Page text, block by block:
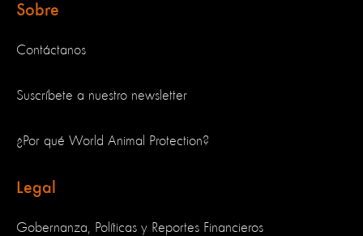
Sobre
Contáctanos
Suscríbete a nuestro newsletter
¿Por qué World Animal Protection?
Legal
Gobernanza, Políticas y Reportes Financieros